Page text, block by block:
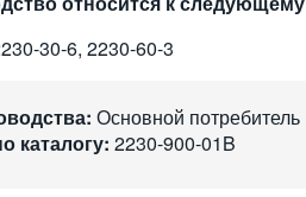
30-6, 2230-60-3
Основной потребитель
каталогу: 2230-900-01B